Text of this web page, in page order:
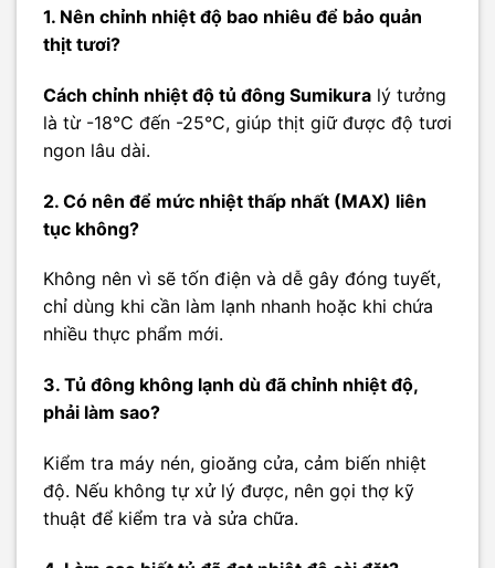
1. Nên chỉnh nhiệt độ bao nhiêu để bảo quản
thịt tươi?
Cách chỉnh nhiệt độ tủ đông Sumikura lý tưởng
là từ -18°C đến -25°C, giúp thịt giữ được độ tươi
ngon lâu dài.
2. Có nên để mức nhiệt thấp nhất (MAX) liên
tục không?
Không nên vì sẽ tốn điện và dễ gây đóng tuyết,
chỉ dùng khi cần làm lạnh nhanh hoặc khi chứa
nhiều thực phẩm mới.
3. Tủ đông không lạnh dù đã chỉnh nhiệt độ,
phải làm sao?
Kiểm tra máy nén, gioăng cửa, cảm biến nhiệt
độ. Nếu không tự xử lý được, nên gọi thợ kỹ
thuật để kiểm tra và sửa chữa.